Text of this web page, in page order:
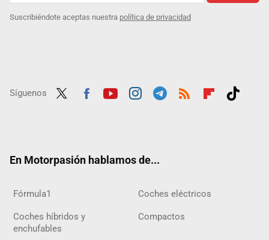
Suscribiéndote aceptas nuestra política de privacidad
Síguenos
En Motorpasión hablamos de...
Fórmula1 Coches eléctricos
Coches híbridos y
enchufables
Compactos